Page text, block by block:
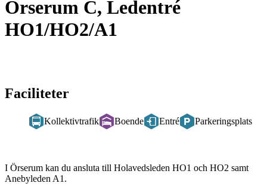
Örserum C, Ledentré
HO1/HO2/A1
Faciliteter
Kollektivtrafik Boende Entré Parkeringsplats
Beskrivning
I Örserum kan du ansluta till Holavedsleden HO1 och HO2 samt
Anebyleden A1.